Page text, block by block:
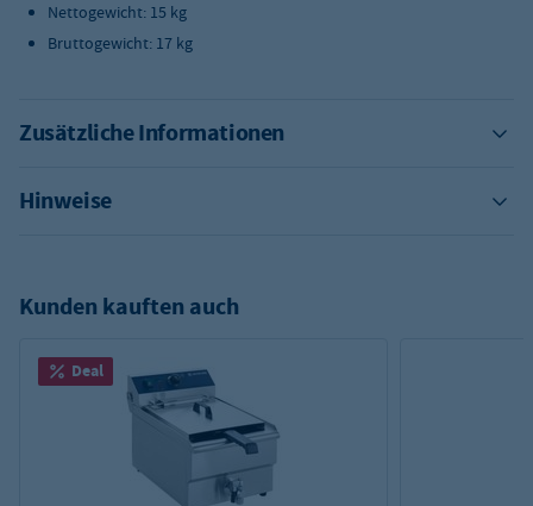
Nettogewicht: 15 kg
Bruttogewicht: 17 kg
Zusätzliche Informationen
Hinweise
Kunden kauften auch
Deal